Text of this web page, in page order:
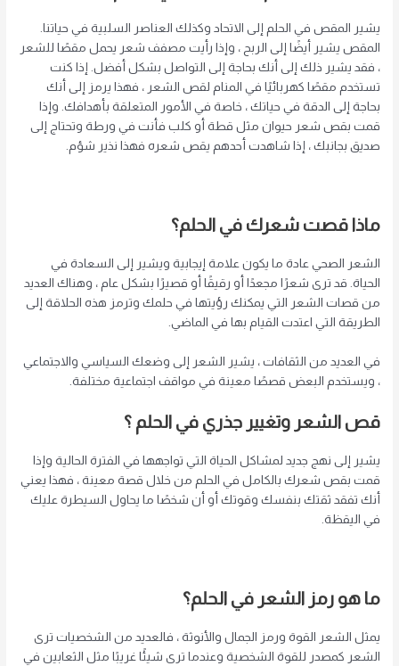
يشير المقص في الحلم إلى الاتحاد وكذلك العناصر السلبية في حياتنا.
المقص يشير أيضًا إلى الربح ، وإذا رأيت مصفف شعر يحمل مقصًا للشعر
، فقد يشير ذلك إلى أنك بحاجة إلى التواصل بشكل أفضل. إذا كنت
تستخدم مقصًا كهربائيًا في المنام لقص الشعر ، فهذا يرمز إلى أنك
بحاجة إلى الدقة في حياتك ، خاصة في الأمور المتعلقة بأهدافك. وإذا
قمت بقص شعر حيوان مثل قطة أو كلب فأنت في ورطة وتحتاج إلى
صديق بجانبك ، إذا شاهدت أحدهم يقص شعره فهذا نذير شؤم.
ماذا قصت شعرك في الحلم؟
الشعر الصحي عادة ما يكون علامة إيجابية ويشير إلى السعادة في
الحياة. قد ترى شعرًا مجعدًا أو رقيقًا أو قصيرًا بشكل عام ، وهناك العديد
من قصات الشعر التي يمكنك رؤيتها في حلمك وترمز هذه الحلاقة إلى
الطريقة التي اعتدت القيام بها في الماضي.
في العديد من الثقافات ، يشير الشعر إلى وضعك السياسي والاجتماعي
، ويستخدم البعض قصصًا معينة في مواقف اجتماعية مختلفة.
قص الشعر وتغيير جذري في الحلم ؟
يشير إلى نهج جديد لمشاكل الحياة التي تواجهها في الفترة الحالية وإذا
قمت بقص شعرك بالكامل في الحلم من خلال قصة معينة ، فهذا يعني
أنك تفقد ثقتك بنفسك وقوتك أو أن شخصًا ما يحاول السيطرة عليك
في اليقظة.
ما هو رمز الشعر في الحلم؟
يمثل الشعر القوة ورمز الجمال والأنوثة ، فالعديد من الشخصيات ترى
الشعر كمصدر للقوة الشخصية وعندما ترى شيئًا غريبًا مثل الثعابين في